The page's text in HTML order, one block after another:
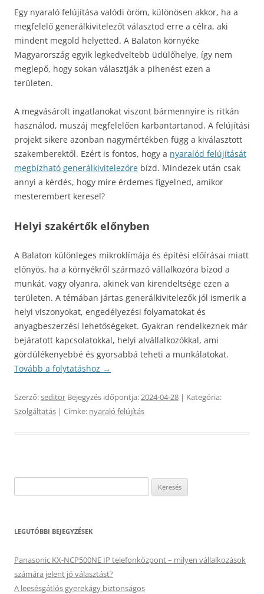
Egy nyaraló felújítása valódi öröm, különösen akkor, ha a
megfelelő generálkivitelezőt választod erre a célra, aki
mindent megold helyetted. A Balaton környéke
Magyarország egyik legkedveltebb üdülőhelye, így nem
meglepő, hogy sokan választják a pihenést ezen a
területen.
A megvásárolt ingatlanokat viszont bármennyire is ritkán
használod, muszáj megfelelően karbantartanod. A felújítási
projekt sikere azonban nagymértékben függ a kiválasztott
szakemberektől. Ezért is fontos, hogy a nyaralód felújítását
megbízható generálkivitelezőre bízd. Mindezek után csak
annyi a kérdés, hogy mire érdemes figyelned, amikor
mesterembert keresel?
Helyi szakértők előnyben
A Balaton különleges mikroklímája és építési előírásai miatt
előnyös, ha a környékről származó vállalkozóra bízod a
munkát, vagy olyanra, akinek van kirendeltsége ezen a
területen. A témában jártas generálkivitelezők jól ismerik a
helyi viszonyokat, engedélyezési folyamatokat és
anyagbeszerzési lehetőségeket. Gyakran rendelkeznek már
bejáratott kapcsolatokkal, helyi alvállalkozókkal, ami
gördülékenyebbé és gyorsabbá teheti a munkálatokat.
Tovább a folytatáshoz →
Szerző:seditor Bejegyzés időpontja:2024-04-28 | Kategória:
Szolgáltatás | Címke: nyaraló felújítás
LEGUTÓBBI BEJEGYZÉSEK
Panasonic KX-NCP500NE IP telefonközpont – milyen vállalkozások
számára jelent jó választást?
A leesésgátlós gyerekágy biztonságos